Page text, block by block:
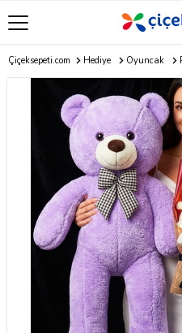
Çiçeksepeti.com Hediye Oyuncak